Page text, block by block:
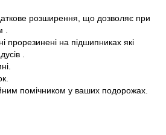
розширення, що дозволяє при
прорезинені на підшипниках які
.
помічником у ваших подорожах.